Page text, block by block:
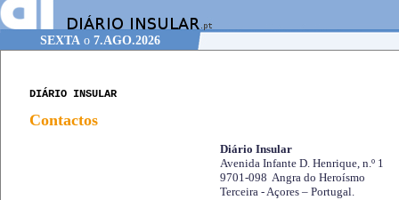
SEXTA o 7.AGO.2026
DIÁRIO INSULAR
Contactos
Diário Insular
Avenida Infante D. Henrique, n.º 1
9701-098 Angra do Heroísmo
Terceira - Açores – Portugal.